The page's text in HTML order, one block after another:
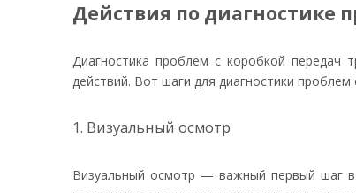
Действия по диагностике
Диагностика проблем с коробкой передач
действий. Вот шаги для диагностики проблем
1. Визуальный осмотр
Визуальный осмотр — важный первый шаг